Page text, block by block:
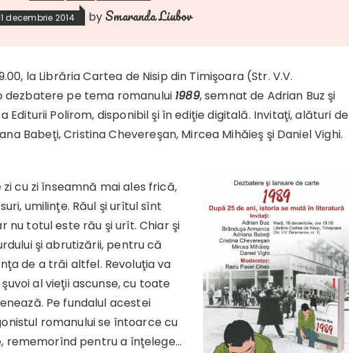
decembrie 2014 by Smaranda Liubov
la Librăria Cartea de Nisip din Timişoara (Str. V.V.
dezbatere pe tema romanului 1989, semnat de Adrian Buz şi
Editurii Polirom, disponibil şi în ediţie digitală. Invitaţi, alături de
Babeţi, Cristina Chevereşan, Mircea Mihăieş şi Daniel Vighi.
zi cu zi înseamnă mai ales frică,
umilinţe. Răul şi urîtul sînt
nu totul este rău şi urît. Chiar şi
şi abrutizării, pentru că
de a trăi altfel. Revoluţia va
al vieţii ascunse, cu toate
Pe fundalul acestei
romanului se întoarce cu
rememorînd pentru a înţelege…